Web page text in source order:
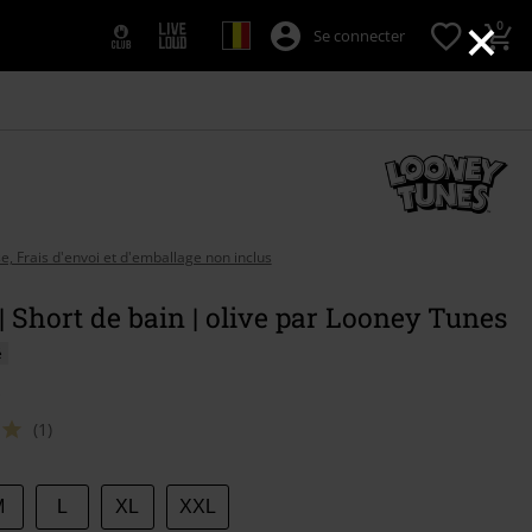
×
Se connecter 0
Frais d'envoi et d'emballage non inclus
Short de bain | olive par Looney Tunes
(1)
XL XXL